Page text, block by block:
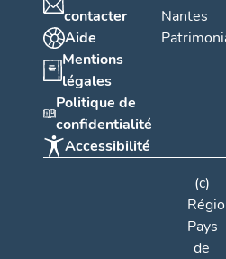
contacter
Aide
Mentions
légales
Politique de
confidentialité
Accessibilité
Nantes
(c)
Pays
de